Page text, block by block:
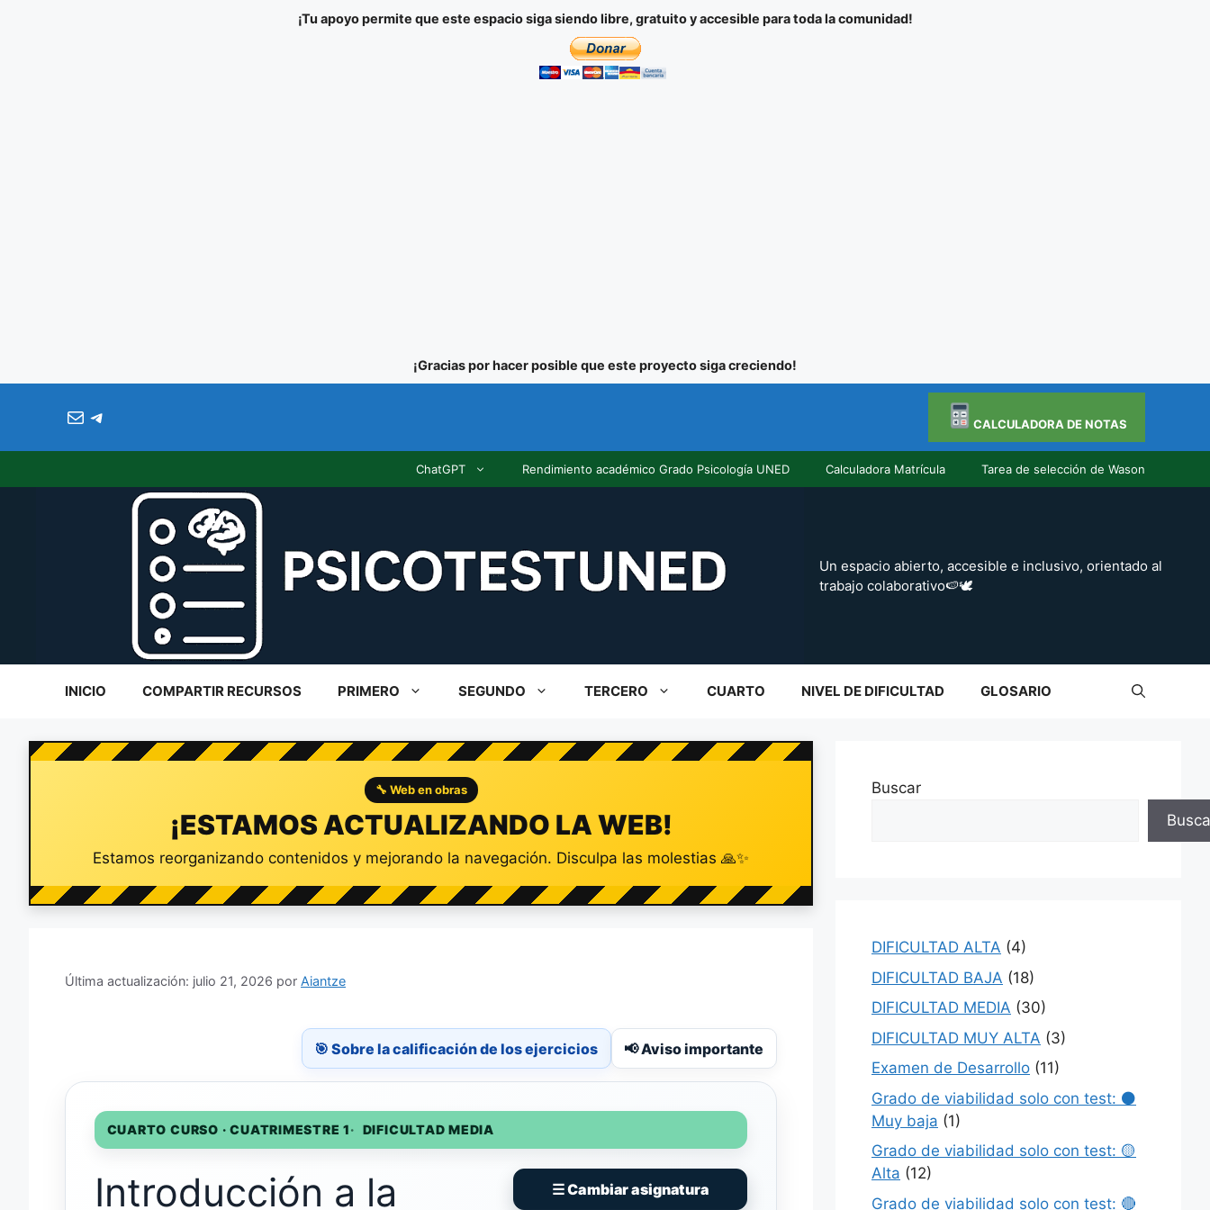
¡Tu apoyo permite que este espacio siga siendo libre, gratuito y accesible para toda la comunidad!
¡Gracias por hacer posible que este proyecto siga creciendo!
CALCULADORA DE NOTAS
Correo electrónico
Telegram
ChatGPT Rendimiento académico Grado Psicología UNED Calculadora Matrícula Tarea de selección de Wason
Un espacio abierto, accesible e inclusivo, orientado al
trabajo colaborativo🍉🕊️
INICIO COMPARTIR RECURSOS PRIMERO SEGUNDO TERCERO CUARTO NIVEL DE DIFICULTAD GLOSARIO
🔧 Web en obras
¡ESTAMOS ACTUALIZANDO LA WEB!
Estamos reorganizando contenidos y mejorando la navegación. Disculpa las molestias 🙏✨
julio 21, 2026 por Aiantze
🎯 Sobre la calificación de los ejercicios 📢 Aviso importante
CUARTO CURSO · CUATRIMESTRE 1 DIFICULTAD MEDIA
☰ Cambiar asignatura
Introducción a la
Buscar
DIFICULTAD ALTA (4)
DIFICULTAD BAJA (18)
DIFICULTAD MEDIA (30)
DIFICULTAD MUY ALTA (3)
Examen de Desarrollo (11)
Grado de viabilidad solo con test: ⚫
Muy baja (1)
Grado de viabilidad solo con test: 🟡
Alta (12)
Grado de viabilidad solo con test: 🔴